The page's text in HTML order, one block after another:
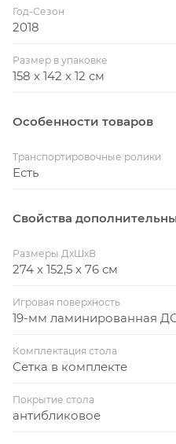
Год-Сезон
2018
Размер в упаковке
158 х 142 х 12 см
Особенности товаров
Транспортировочные ролики
Есть
Свойства
Размеры ДхШхВ
274 х 152,5 х 76 см
Игровая поверхность
19-мм ламинированная
Комплектация стола
Сетка в комплекте
Покрытие стола
антибликовое